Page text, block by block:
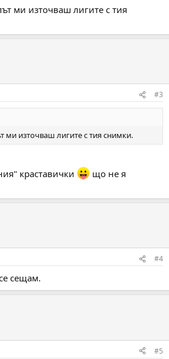
ми източваш лигите с тия
#3
ми източваш лигите с тия снимки.
краставички
що не я
#4
сещам.
#5